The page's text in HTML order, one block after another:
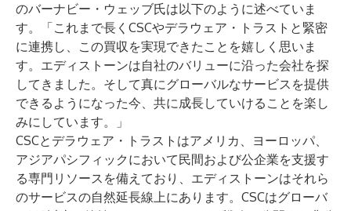
のバーナビー・ウェッブ氏は以下のように述べていま
す。「これまで長くCSCやデラウェア・トラストと緊密
に連携し、この買収を実現できたことを嬉しく思いま
す。エディストーンは自社のバリューに沿った会社を探
してきました。そして真にグローバルなサービスを提供
できるようになった今、共に成長していけることを楽し
みにしています。」
CSCとデラウェア・トラストはアメリカ、ヨーロッパ、
アジアパシフィックにおいて民間および公企業を支援す
る専門リソースを備えており、エディストーンはそれら
のサービスの自然延長線上にあります。CSCはグローバ